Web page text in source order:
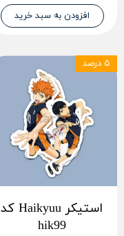
افزودن به سبد خرید
استیکر Haikyuu کد
hik99
۵ درصد